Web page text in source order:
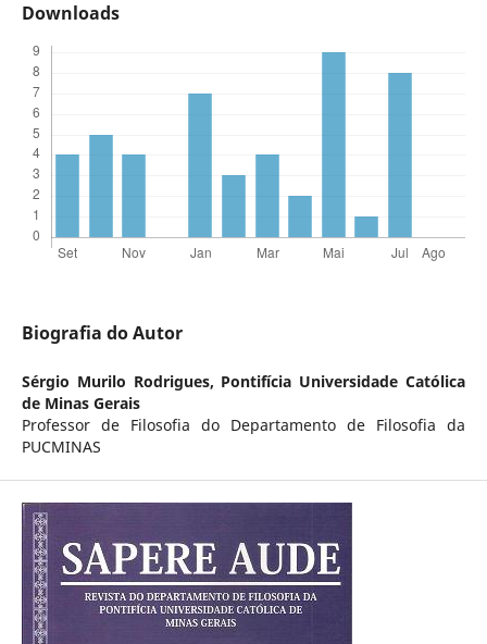
Downloads
Biografia do Autor
Sérgio Murilo Rodrigues, Pontifícia Universidade Católica
de Minas Gerais
Professor de Filosofia do Departamento de Filosofia da
PUCMINAS